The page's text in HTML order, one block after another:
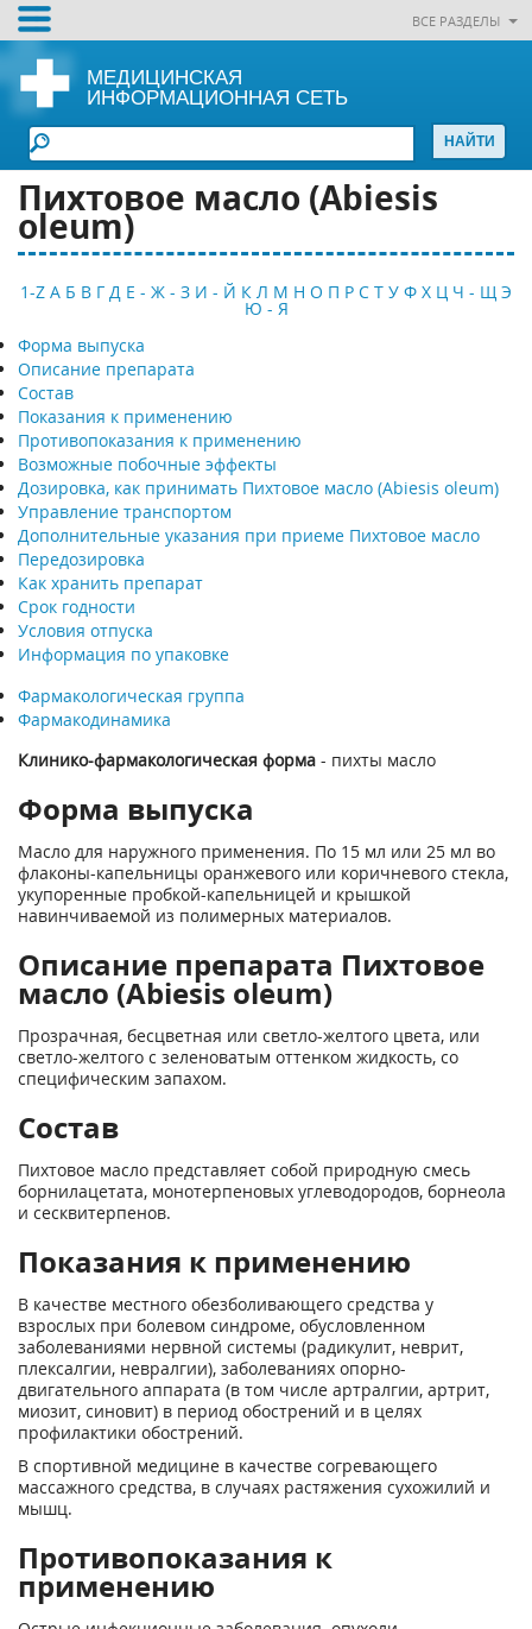
ВСЕ РАЗДЕЛЫ
МЕДИЦИНСКАЯ
ИНФОРМАЦИОННАЯ СЕТЬ
Пихтовое масло (Abiesis
oleum)
1-Z А Б В Г Д Е - Ж - З И - Й К Л М Н О П Р С Т У Ф Х Ц Ч - Щ Э
Ю - Я
Форма выпуска
Описание препарата
Состав
Показания к применению
Противопоказания к применению
Возможные побочные эффекты
Дозировка, как принимать Пихтовое масло (Abiesis oleum)
Управление транспортом
Дополнительные указания при приеме Пихтовое масло
Передозировка
Как хранить препарат
Срок годности
Условия отпуска
Информация по упаковке
Фармакологическая группа
Фармакодинамика
Клинико-фармакологическая форма - пихты масло
Форма выпуска
Масло для наружного применения. По 15 мл или 25 мл во
флаконы-капельницы оранжевого или коричневого стекла,
укупоренные пробкой-капельницей и крышкой
навинчиваемой из полимерных материалов.
Описание препарата Пихтовое
масло (Abiesis oleum)
Прозрачная, бесцветная или светло-желтого цвета, или
светло-желтого с зеленоватым оттенком жидкость, со
специфическим запахом.
Состав
Пихтовое масло представляет собой природную смесь
борнилацетата, монотерпеновых углеводородов, борнеола
и сесквитерпенов.
Показания к применению
В качестве местного обезболивающего средства у
взрослых при болевом синдроме, обусловленном
заболеваниями нервной системы (радикулит, неврит,
плексалгии, невралгии), заболеваниях опорно-
двигательного аппарата (в том числе артралгии, артрит,
миозит, синовит) в период обострений и в целях
профилактики обострений.
В спортивной медицине в качестве согревающего
массажного средства, в случаях растяжения сухожилий и
мышц.
Противопоказания к
применению